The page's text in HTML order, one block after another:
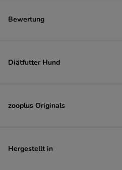
Rosie's Farm
Schesir
Taste of the Wild
Bewertung
Diätfutter Hund
zooplus Originals
Hergestellt in